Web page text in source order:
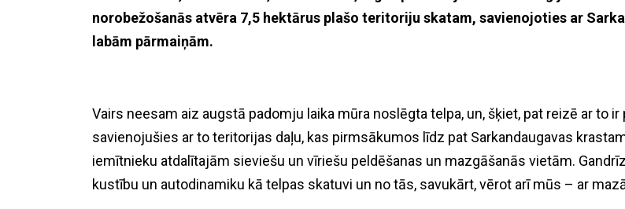
norobežošanās atvēra 7,5 hektārus plašo teritoriju skatam, savienojoties ar
labām pārmaiņām.
Vairs neesam aiz augstā padomju laika mūra noslēgta telpa, un, šķiet, pat reizē ar to
savienojušies ar to teritorijas daļu, kas pirmsākumos līdz pat Sarkandaugavas
iemītnieku atdalītajām sieviešu un vīriešu peldēšanas un mazgāšanās vietām.
kustību un autodinamiku kā telpas skatuvi un no tās, savukārt, vērot arī mūs – ar